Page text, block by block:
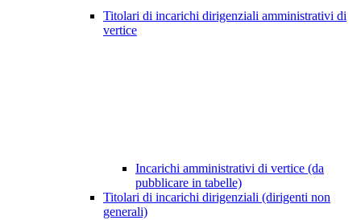
Titolari di incarichi dirigenziali amministrativi di
vertice
Incarichi amministrativi di vertice (da
pubblicare in tabelle)
Titolari di incarichi dirigenziali (dirigenti non
generali)